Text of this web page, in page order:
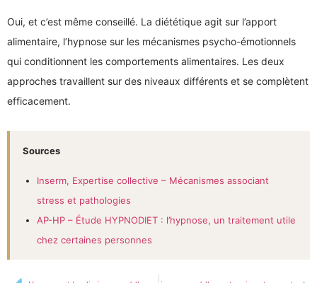
Oui, et c’est même conseillé. La diététique agit sur l’apport
alimentaire, l’hypnose sur les mécanismes psycho-émotionnels
qui conditionnent les comportements alimentaires. Les deux
approches travaillent sur des niveaux différents et se complètent
efficacement.
Sources
Inserm, Expertise collective – Mécanismes associant
stress et pathologies
AP-HP – Étude HYPNODIET : l’hypnose, un traitement utile
chez certaines personnes